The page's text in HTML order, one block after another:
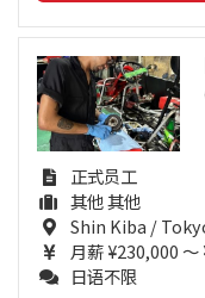
正式员工
其他 其他
Shin Kiba /
月薪 ¥230,000 ～
日语不限